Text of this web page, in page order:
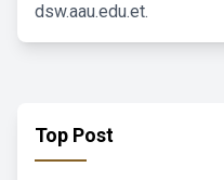
dsw.aau.edu.et.
Top Post